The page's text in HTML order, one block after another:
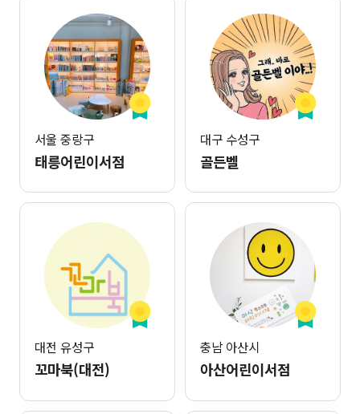
서울 중랑구
태릉어린이서점
대구 수성구
골든벨
대전 유성구
꼬마북(대전)
충남 아산시
아산어린이서점